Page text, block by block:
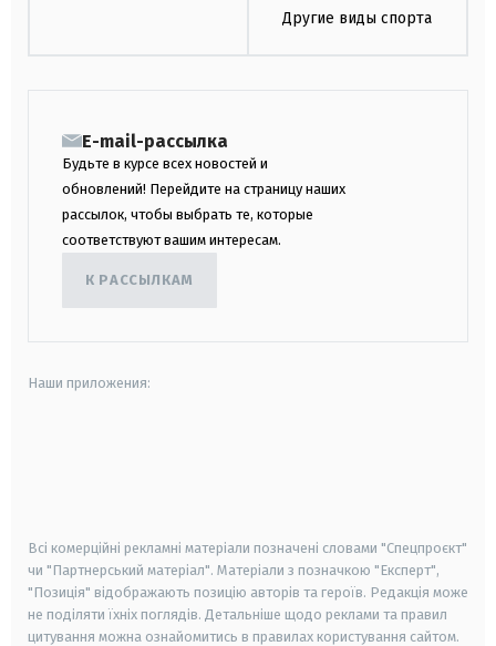
Другие виды спорта
E-mail-рассылка
Будьте в курсе всех новостей и
обновлений! Перейдите на страницу наших
рассылок, чтобы выбрать те, которые
соответствуют вашим интересам.
К РАССЫЛКАМ
Наши приложения:
Всі комерційні рекламні матеріали позначені словами "Спецпроєкт"
чи "Партнерський матеріал". Матеріали з позначкою "Експерт",
"Позиція" відображають позицію авторів та героїв. Редакція може
не поділяти їхніх поглядів. Детальніше щодо реклами та правил
цитування можна ознайомитись в правилах користування сайтом.